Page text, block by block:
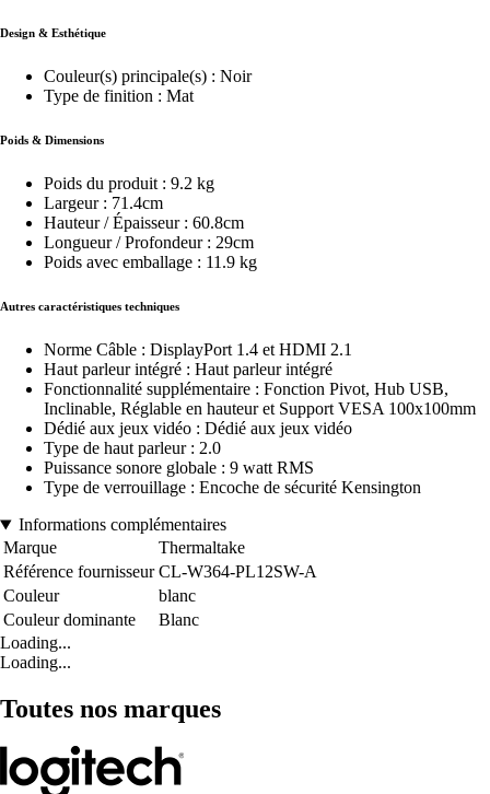
Design & Esthétique
Couleur(s) principale(s) : Noir
Type de finition : Mat
Poids & Dimensions
Poids du produit : 9.2 kg
Largeur : 71.4cm
Hauteur / Épaisseur : 60.8cm
Longueur / Profondeur : 29cm
Poids avec emballage : 11.9 kg
Autres caractéristiques techniques
Norme Câble : DisplayPort 1.4 et HDMI 2.1
Haut parleur intégré : Haut parleur intégré
Fonctionnalité supplémentaire : Fonction Pivot, Hub USB,
Inclinable, Réglable en hauteur et Support VESA 100x100mm
Dédié aux jeux vidéo : Dédié aux jeux vidéo
Type de haut parleur : 2.0
Puissance sonore globale : 9 watt RMS
Type de verrouillage : Encoche de sécurité Kensington
Informations complémentaires
Marque
Thermaltake
Référence fournisseur CL-W364-PL12SW-A
Couleur
blanc
Couleur dominante
Blanc
Loading...
Loading...
Toutes nos marques